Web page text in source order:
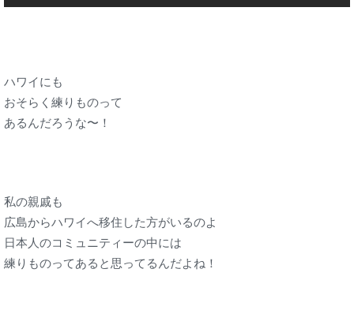
ハワイにも
おそらく練りものって
あるんだろうな〜！
私の親戚も
広島からハワイへ移住した方がいるのよ
日本人のコミュニティーの中には
練りものってあると思ってるんだよね！